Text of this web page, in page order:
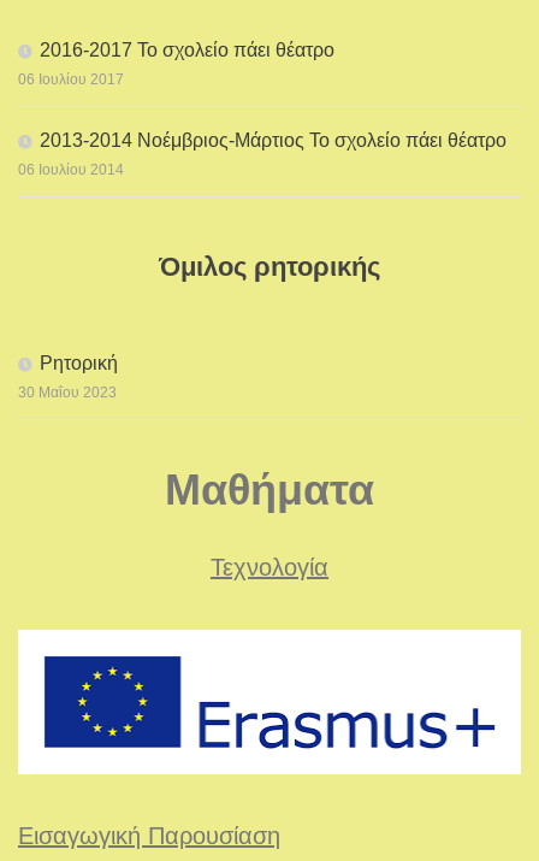
2016-2017 Το σχολείο πάει θέατρο
06 Ιουλίου 2017
2013-2014 Νοέμβριος-Μάρτιος Το σχολείο πάει θέατρο
06 Ιουλίου 2014
Όμιλος ρητορικής
Ρητορική
30 Μαΐου 2023
Μαθήματα
Τεχνολογία
Εισαγωγική Παρουσίαση